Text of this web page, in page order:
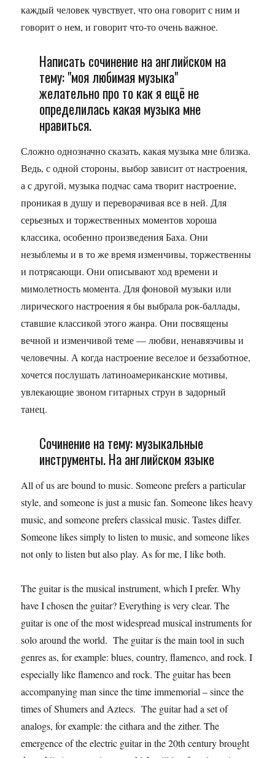
каждый человек чувствует, что она говорит с ним и
говорит о нем, и говорит что-то очень важное.
Написать сочинение на английском на
тему: "моя любимая музыка"
желательно про то как я ещё не
определилась какая музыка мне
нравиться.
Сложно однозначно сказать, какая музыка мне близка.
Ведь, с одной стороны, выбор зависит от настроения,
а с другой, музыка подчас сама творит настроение,
проникая в душу и переворачивая все в ней. Для
серьезных и торжественных моментов хороша
классика, особенно произведения Баха. Они
незыблемы и в то же время изменчивы, торжественны
и потрясающи. Они описывают ход времени и
мимолетность момента. Для фоновой музыки или
лирического настроения я бы выбрала рок-баллады,
ставшие классикой этого жанра. Они посвящены
вечной и изменчивой теме — любви, ненавязчивы и
человечны. А когда настроение веселое и беззаботное,
хочется послушать латиноамериканские мотивы,
увлекающие звоном гитарных струн в задорный
танец.
Сочинение на тему: музыкальные
инструменты. На английском языке
All of us are bound to music. Someone prefers a particular
style, and someone is just a music fan. Someone likes heavy
music, and someone prefers classical music. Tastes differ.
Someone likes simply to listen to music, and someone likes
not only to listen but also play. As for me, I like both.
The guitar is the musical instrument, which I prefer. Why
have I chosen the guitar? Everything is very clear. The
guitar is one of the most widespread musical instruments for
solo around the world. The guitar is the main tool in such
genres as, for example: blues, country, flamenco, and rock. I
especially like flamenco and rock. The guitar has been
accompanying man since the time immemorial – since the
times of Shumers and Aztecs. The guitar had a set of
analogs, for example: the cithara and the zither. The
emergence of the electric guitar in the 20th century brought